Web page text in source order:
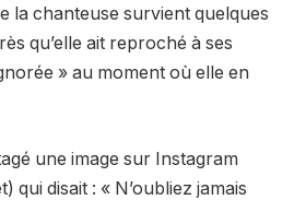
la chanteuse survient quelques
qu’elle ait reproché à ses
» au moment où elle en
une image sur Instagram
qui disait : « N’oubliez jamais